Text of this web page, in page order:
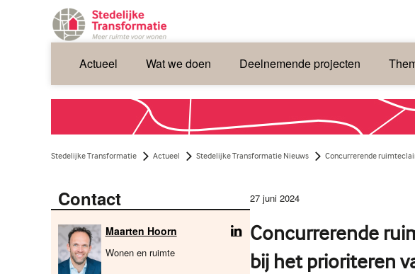
Actueel Wat we doen Deelnemende projecten
Stedelijke Transformatie Actueel Stedelijke Transformatie Nieuws Concurrerende
Contact
Maarten Hoorn
Wonen en ruimte
27 juni 2024
Concurrerende
bij het prioriteren